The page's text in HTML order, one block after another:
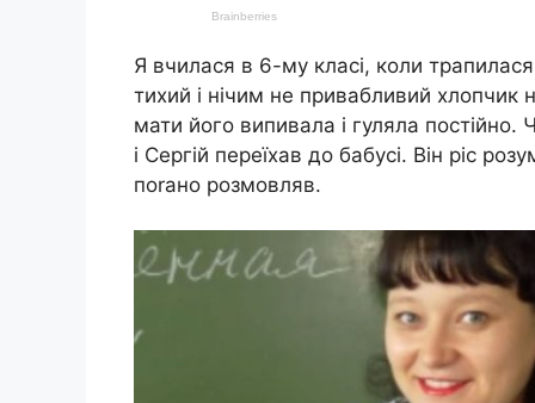
Я вчилася в 6-му класі, коли
тихий і нічим не привабливий хлопчик
мати його випивала і гуляла постійно.
і Сергій переїхав до бабусі. Він ріс
поrано розмовляв.